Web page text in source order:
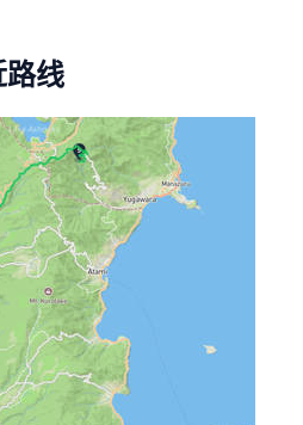
线